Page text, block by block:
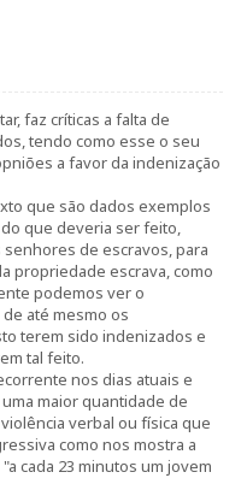
faz críticas a falta de
tendo como esse o seu
a favor da indenização
que são dados exemplos
que deveria ser feito,
de escravos, para
propriedade escrava, como
podemos ver o
até mesmo os
terem sido indenizados e
tal feito.
nos dias atuais e
maior quantidade de
verbal ou física que
como nos mostra a
cada 23 minutos um jovem